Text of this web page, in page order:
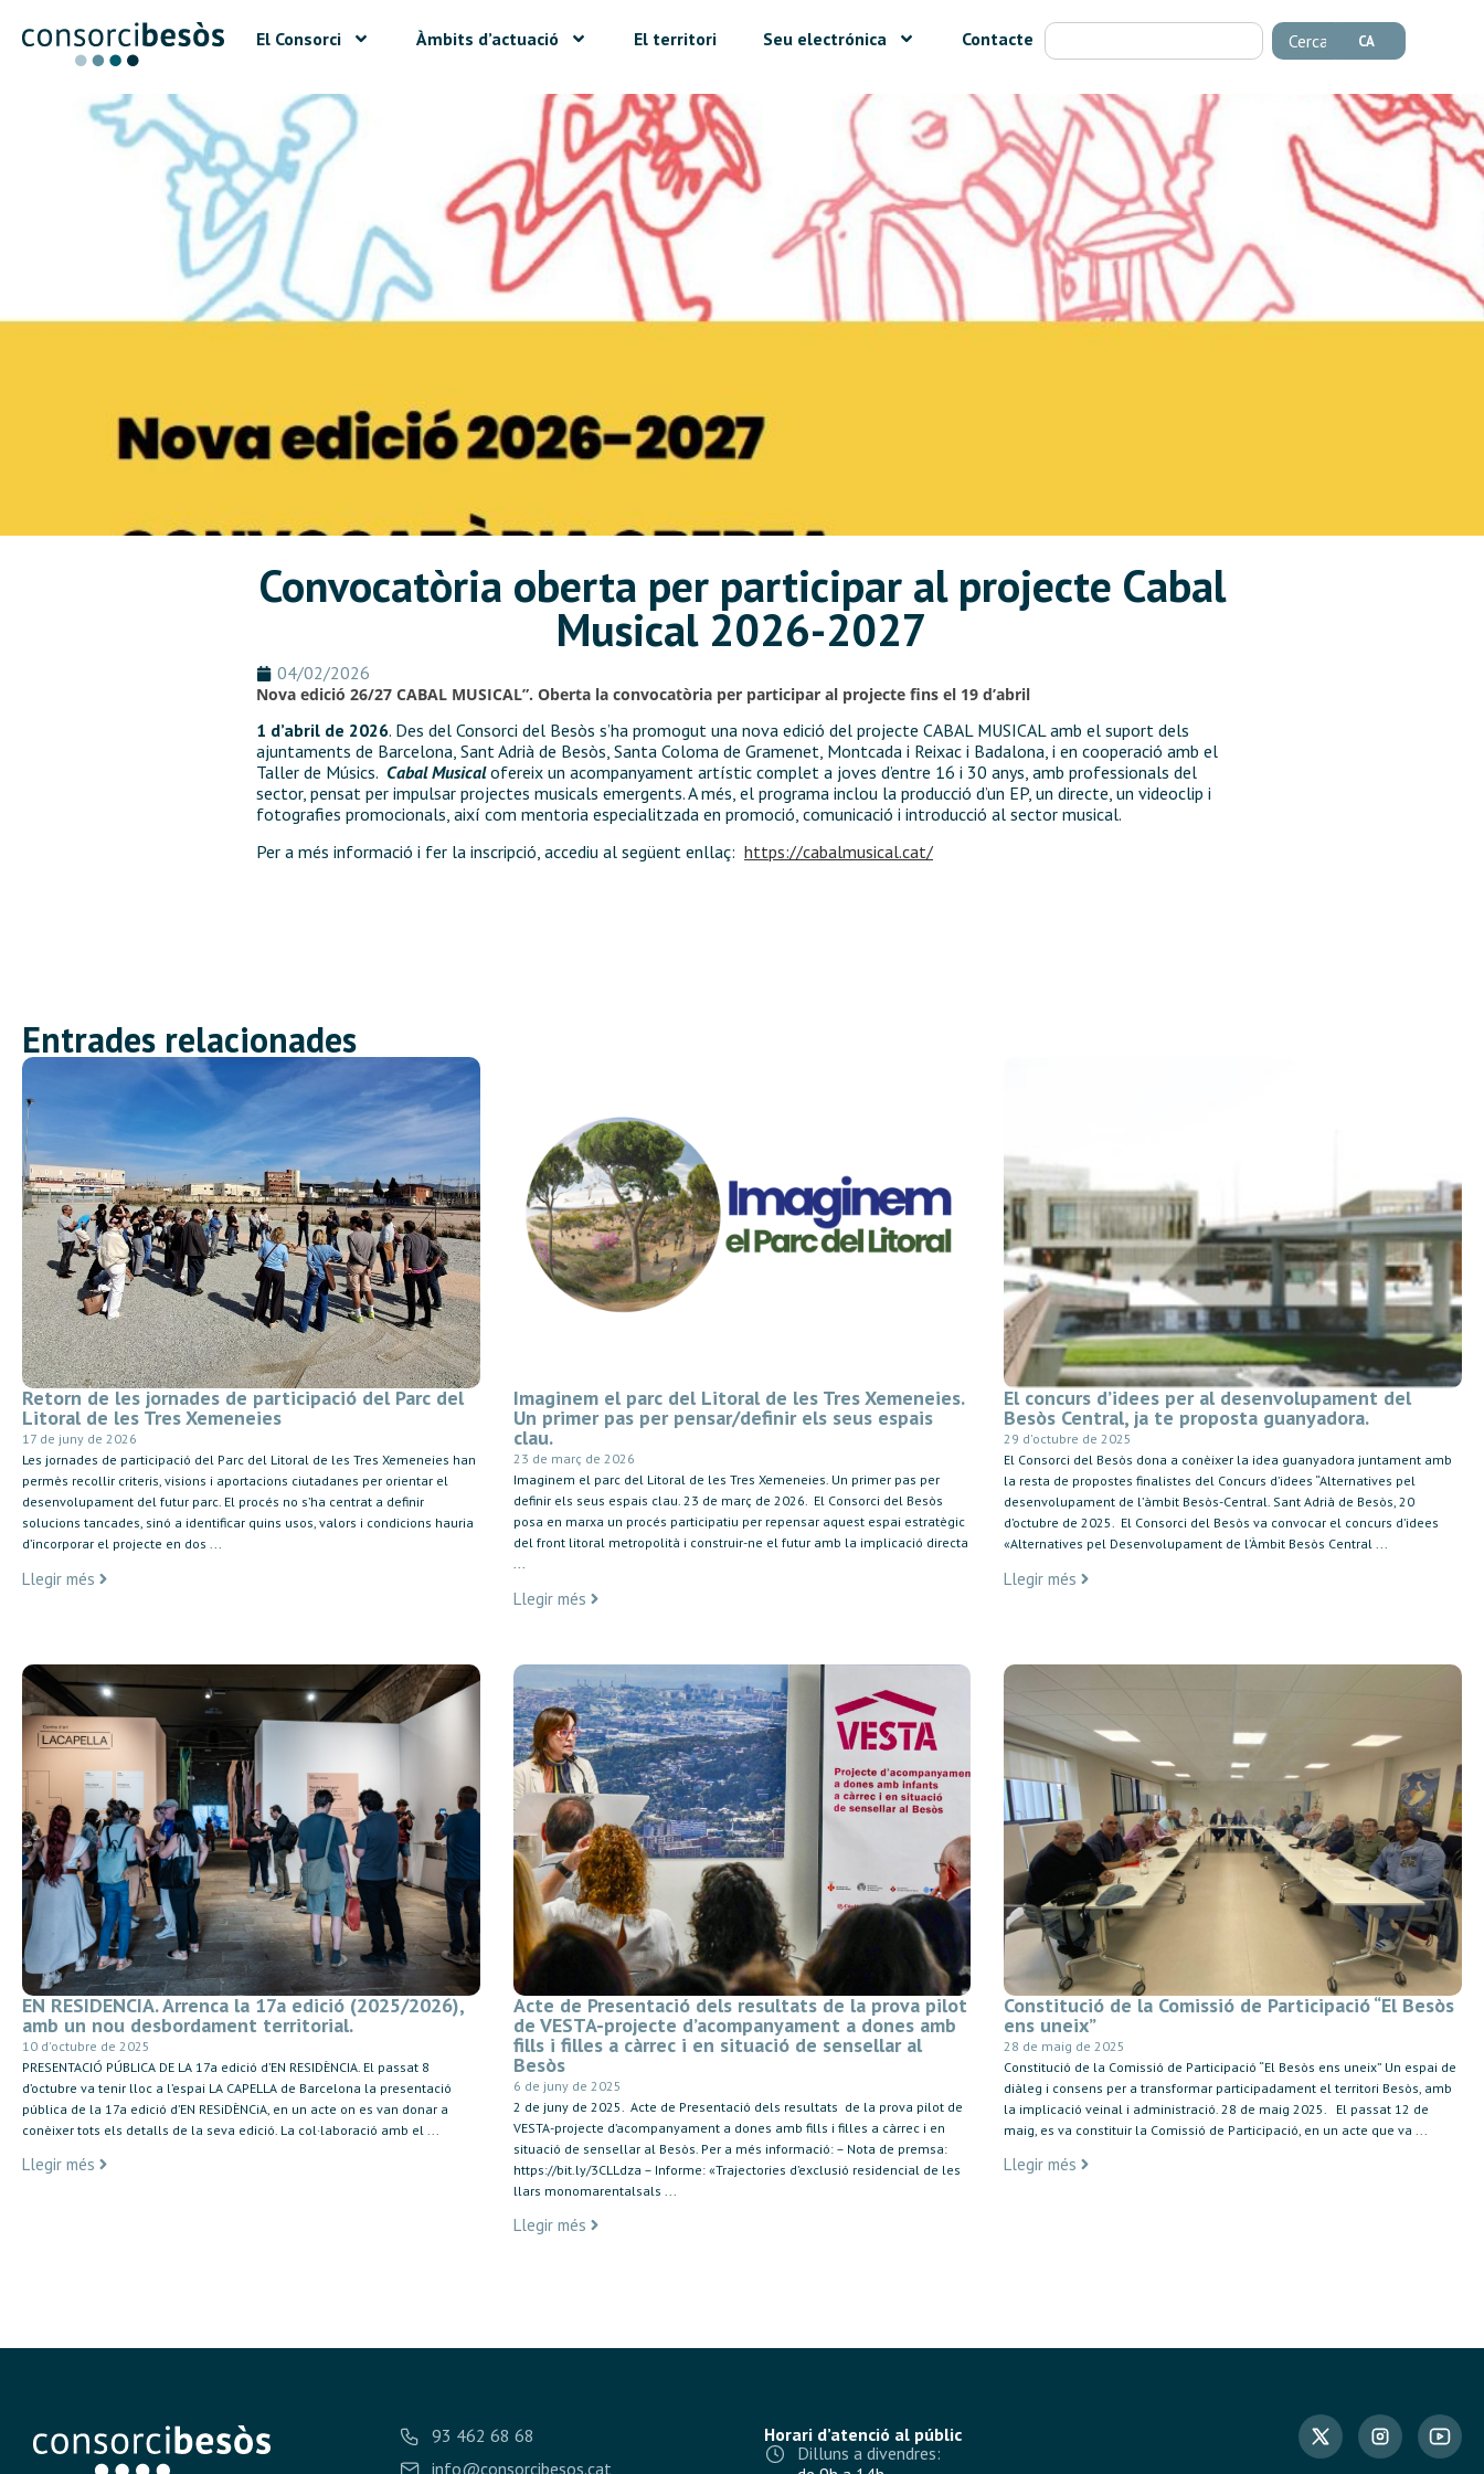
El Consorci Àmbits d’actuació El territori Seu electrónica Contacte Cerca CA
Convocatòria oberta per participar al projecte Cabal
Musical 2026-2027
04/02/2026
Nova edició 26/27 CABAL MUSICAL”. Oberta la convocatòria per participar al projecte fins el 19 d’abril
1 d’abril de 2026. Des del Consorci del Besòs s’ha promogut una nova edició del projecte CABAL MUSICAL amb el suport dels
ajuntaments de Barcelona, Sant Adrià de Besòs, Santa Coloma de Gramenet, Montcada i Reixac i Badalona, i en cooperació amb el
Taller de Músics. Cabal Musicalofereix un acompanyament artístic complet a joves d’entre 16 i 30 anys, amb professionals del
sector, pensat per impulsar projectes musicals emergents. A més, el programa inclou la producció d’un EP, un directe, un videoclip i
fotografies promocionals, així com mentoria especialitzada en promoció, comunicació i introducció al sector musical.
Per a més informació i fer la inscripció, accediu al següent enllaç: https://cabalmusical.cat/
Entrades relacionades
Retorn de les jornades de participació del Parc del
Litoral de les Tres Xemeneies
17 de juny de 2026
Les jornades de participació del Parc del Litoral de les Tres Xemeneies han
permès recollir criteris, visions i aportacions ciutadanes per orientar el
desenvolupament del futur parc. El procés no s’ha centrat a definir
solucions tancades, sinó a identificar quins usos, valors i condicions hauria
d’incorporar el projecte en dos ...
Llegir més
Imaginem el parc del Litoral de les Tres Xemeneies.
Un primer pas per pensar/definir els seus espais
clau.
23 de març de 2026
Imaginem el parc del Litoral de les Tres Xemeneies. Un primer pas per
definir els seus espais clau. 23 de març de 2026. El Consorci del Besòs
posa en marxa un procés participatiu per repensar aquest espai estratègic
del front litoral metropolità i construir-ne el futur amb la implicació directa
...
Llegir més
El concurs d’idees per al desenvolupament del
Besòs Central, ja te proposta guanyadora.
29 d'octubre de 2025
El Consorci del Besòs dona a conèixer la idea guanyadora juntament amb
la resta de propostes finalistes del Concurs d’idees “Alternatives pel
desenvolupament de l’àmbit Besòs-Central. Sant Adrià de Besòs, 20
d’octubre de 2025. El Consorci del Besòs va convocar el concurs d’idees
«Alternatives pel Desenvolupament de l’Àmbit Besòs Central ...
Llegir més
EN RESIDENCIA. Arrenca la 17a edició (2025/2026),
amb un nou desbordament territorial.
10 d'octubre de 2025
PRESENTACIÓ PÚBLICA DE LA 17a edició d’EN RESIDÈNCIA. El passat 8
d’octubre va tenir lloc a l’espai LA CAPELLA de Barcelona la presentació
pública de la 17a edició d’EN RESiDÈNCiA, en un acte on es van donar a
conèixer tots els detalls de la seva edició. La col·laboració amb el ...
Llegir més
Acte de Presentació dels resultats de la prova pilot
de VESTA-projecte d’acompanyament a dones amb
fills i filles a càrrec i en situació de sensellar al
Besòs
6 de juny de 2025
2 de juny de 2025. Acte de Presentació dels resultats de la prova pilot de
VESTA-projecte d’acompanyament a dones amb fills i filles a càrrec i en
situació de sensellar al Besòs. Per a més informació: – Nota de premsa:
https://bit.ly/3CLLdza – Informe: «Trajectories d’exclusió residencial de les
llars monomarentalsals ...
Llegir més
Constitució de la Comissió de Participació “El Besòs
ens uneix”
28 de maig de 2025
Constitució de la Comissió de Participació “El Besòs ens uneix” Un espai de
diàleg i consens per a transformar participadament el territori Besòs, amb
la implicació veinal i administració. 28 de maig 2025. El passat 12 de
maig, es va constituir la Comissió de Participació, en un acte que va ...
Llegir més
93 462 68 68
info@consorcibesos.cat
Horari d’atenció al públic
Dilluns a divendres: